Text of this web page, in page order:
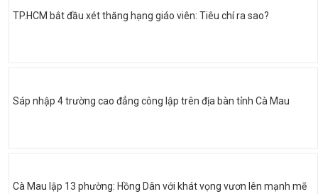
TP.HCM bắt đầu xét thăng hạng giáo viên: Tiêu chí ra sao?
Sáp nhập 4 trường cao đẳng công lập trên địa bàn tỉnh Cà Mau
Cà Mau lập 13 phường: Hồng Dân với khát vọng vươn lên mạnh mẽ